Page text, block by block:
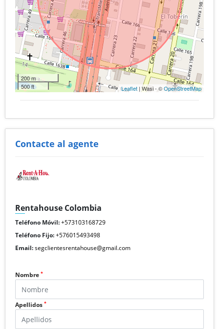
200 m
500 ft
Leaflet | Wasi - ©OpenStreetMap
Contacte al agente
Rentahouse Colombia
Teléfono Móvil:+573103168729
Teléfono Fijo:+576015493498
Email:segclientesrentahouse@gmail.com
Nombre *
Apellidos *